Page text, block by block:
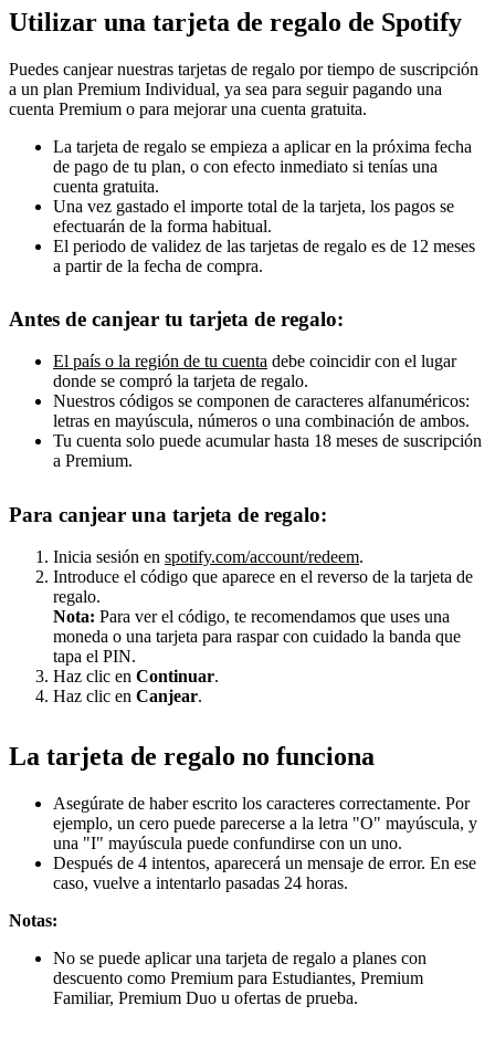
Utilizar una tarjeta de regalo de Spotify
Puedes canjear nuestras tarjetas de regalo por tiempo de suscripción
a un plan Premium Individual, ya sea para seguir pagando una
cuenta Premium o para mejorar una cuenta gratuita.
La tarjeta de regalo se empieza a aplicar en la próxima fecha
de pago de tu plan, o con efecto inmediato si tenías una
cuenta gratuita.
Una vez gastado el importe total de la tarjeta, los pagos se
efectuarán de la forma habitual.
El periodo de validez de las tarjetas de regalo es de 12 meses
a partir de la fecha de compra.
Antes de canjear tu tarjeta de regalo:
El país o la región de tu cuenta debe coincidir con el lugar
donde se compró la tarjeta de regalo.
Nuestros códigos se componen de caracteres alfanuméricos:
letras en mayúscula, números o una combinación de ambos.
Tu cuenta solo puede acumular hasta 18 meses de suscripción
a Premium.
Para canjear una tarjeta de regalo:
Inicia sesión en spotify.com/account/redeem.
Introduce el código que aparece en el reverso de la tarjeta de
regalo.
Nota: Para ver el código, te recomendamos que uses una
moneda o una tarjeta para raspar con cuidado la banda que
tapa el PIN.
Haz clic en Continuar.
Haz clic en Canjear.
La tarjeta de regalo no funciona
Asegúrate de haber escrito los caracteres correctamente. Por
ejemplo, un cero puede parecerse a la letra "O" mayúscula, y
una "I" mayúscula puede confundirse con un uno.
Después de 4 intentos, aparecerá un mensaje de error. En ese
caso, vuelve a intentarlo pasadas 24 horas.
Notas:
No se puede aplicar una tarjeta de regalo a planes con
descuento como Premium para Estudiantes, Premium
Familiar, Premium Duo u ofertas de prueba.